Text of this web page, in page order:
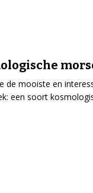
de mooiste en
een soort